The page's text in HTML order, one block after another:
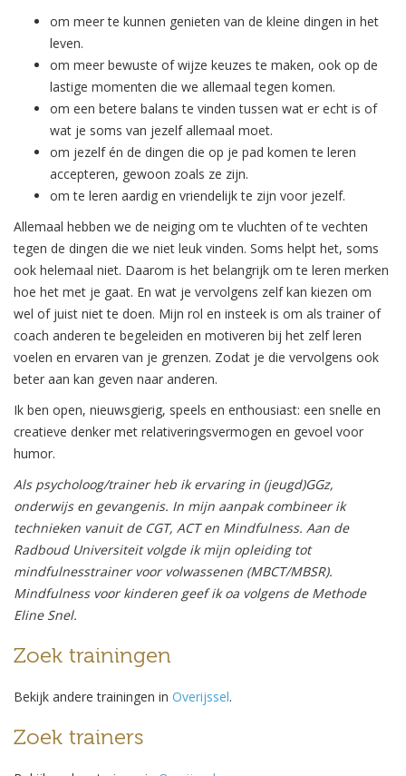
om meer te kunnen genieten van de kleine dingen in het
leven.
om meer bewuste of wijze keuzes te maken, ook op de
lastige momenten die we allemaal tegen komen.
om een betere balans te vinden tussen wat er echt is of
wat je soms van jezelf allemaal moet.
om jezelf én de dingen die op je pad komen te leren
accepteren, gewoon zoals ze zijn.
om te leren aardig en vriendelijk te zijn voor jezelf.
Allemaal hebben we de neiging om te vluchten of te vechten
tegen de dingen die we niet leuk vinden. Soms helpt het, soms
ook helemaal niet. Daarom is het belangrijk om te leren merken
hoe het met je gaat. En wat je vervolgens zelf kan kiezen om
wel of juist niet te doen. Mijn rol en insteek is om als trainer of
coach anderen te begeleiden en motiveren bij het zelf leren
voelen en ervaren van je grenzen. Zodat je die vervolgens ook
beter aan kan geven naar anderen.
Ik ben open, nieuwsgierig, speels en enthousiast: een snelle en
creatieve denker met relativeringsvermogen en gevoel voor
humor.
Als psycholoog/trainer heb ik ervaring in (jeugd)GGz,
onderwijs en gevangenis. In mijn aanpak combineer ik
technieken vanuit de CGT, ACT en Mindfulness. Aan de
Radboud Universiteit volgde ik mijn opleiding tot
mindfulnesstrainer voor volwassenen (MBCT/MBSR).
Mindfulness voor kinderen geef ik oa volgens de Methode
Eline Snel.
Zoek trainingen
Bekijk andere trainingen in Overijssel.
Zoek trainers